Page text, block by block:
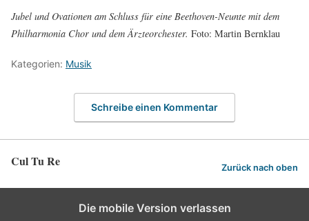
Jubel und Ovationen am Schluss für eine Beethoven-Neunte mit dem
Philharmonia Chor und dem Ärzteorchester. Foto: Martin Bernklau
Kategorien: Musik
Schreibe einen Kommentar
Cul Tu Re Zurück nach oben
Die mobile Version verlassen